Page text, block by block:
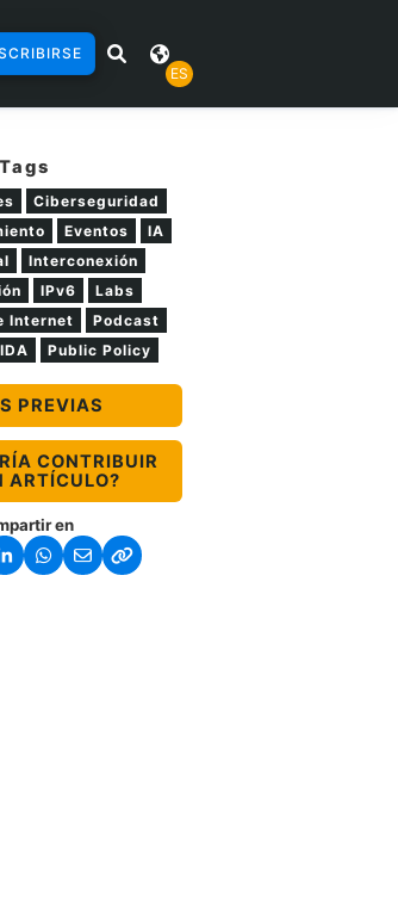
ES
Tags
Ciberseguridad
Eventos
IA
Interconexión
IPv6
Labs
Internet
Podcast
Public Policy
PREVIAS
CONTRIBUIR
ARTÍCULO?
en